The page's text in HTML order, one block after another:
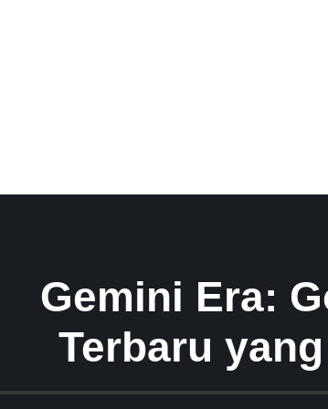
Gemini Era:
Terbaru